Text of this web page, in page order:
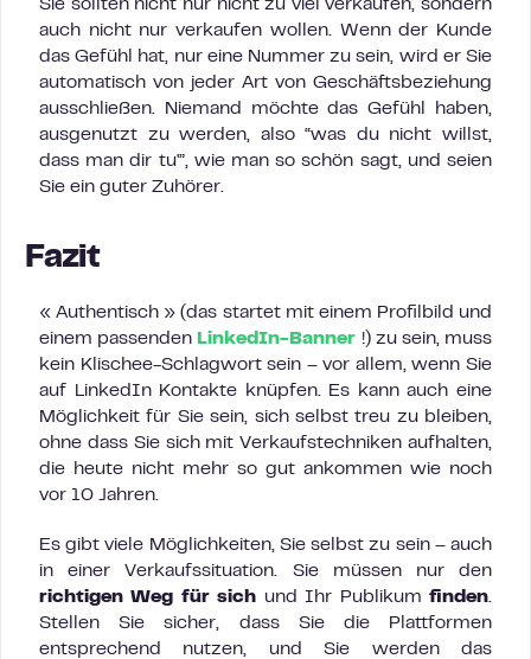
Sie sollten nicht nur nicht zu viel verkaufen, sondern
auch nicht nur verkaufen wollen. Wenn der Kunde
das Gefühl hat, nur eine Nummer zu sein, wird er Sie
automatisch von jeder Art von Geschäftsbeziehung
ausschließen. Niemand möchte das Gefühl haben,
ausgenutzt zu werden, also “was du nicht willst,
dass man dir tu'”, wie man so schön sagt, und seien
Sie ein guter Zuhörer.
Fazit
« Authentisch » (das startet mit einem Profilbild und
einem passenden LinkedIn-Banner !) zu sein, muss
kein Klischee-Schlagwort sein – vor allem, wenn Sie
auf LinkedIn Kontakte knüpfen. Es kann auch eine
Möglichkeit für Sie sein, sich selbst treu zu bleiben,
ohne dass Sie sich mit Verkaufstechniken aufhalten,
die heute nicht mehr so gut ankommen wie noch
vor 10 Jahren.
Es gibt viele Möglichkeiten, Sie selbst zu sein – auch
in einer Verkaufssituation. Sie müssen nur den
richtigen Weg für sich und Ihr Publikumfinden
Stellen Sie sicher, dass Sie die Plattformen
entsprechend nutzen, und Sie werden das